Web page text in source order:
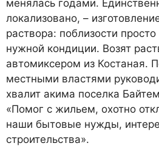
менялась годами.
локализовано, –
раствора: поблизости
нужной кондиции. Возят
автомиксером из Костаная.
местными властями
хвалит акима поселка
«Помог с жильем, охотно
наши бытовые нужды,
строительства».